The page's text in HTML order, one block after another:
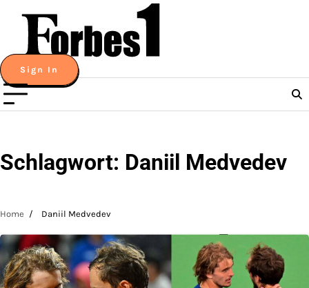
content
Sign In
Schlagwort: Daniil Medvedev
Home Daniil Medvedev